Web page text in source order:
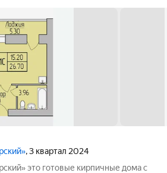
, 3 квартал 2024
дома с